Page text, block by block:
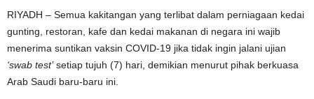
RIYADH – Semua kakitangan yang terlibat dalam perniagaan kedai
gunting, restoran, kafe dan kedai makanan di negara ini wajib
menerima suntikan vaksin COVID-19 jika tidak ingin jalani ujian
‘swab test’setiap tujuh (7) hari, demikian menurut pihak berkuasa
Arab Saudi baru-baru ini.